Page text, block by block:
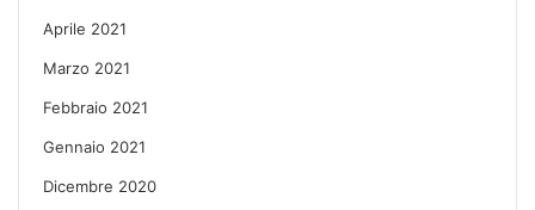
Aprile 2021
Marzo 2021
Febbraio 2021
Gennaio 2021
Dicembre 2020